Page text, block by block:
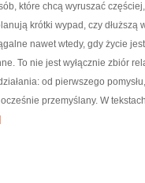
które chcą wyruszać
krótki wypad, czy
nawet wtedy, gdy życie
To nie jest wyłącznie zbiór
od pierwszego
przemyślany. W